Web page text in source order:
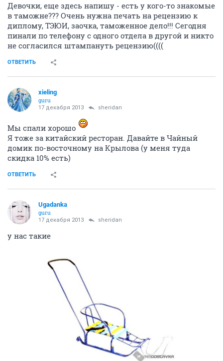
Девочки, еще здесь напишу - есть у кого-то знакомые
в таможне??? Очень нужна печать на рецензию к
диплому, ТЭЮИ, заочка, таможенное дело!!! Сегодня
пинали по телефону с одного отдела в другой и никто
не согласился штампануть рецензию((((
ОТВЕТИТЬ
xieling
guru
17 декабря 2013 sheridan
Мы спали хорошо
Я тоже за китайский ресторан. Давайте в Чайный
домик по-восточному на Крылова (у меня туда
скидка 10% есть)
ОТВЕТИТЬ
Ugadanka
guru
17 декабря 2013 sheridan
у нас такие